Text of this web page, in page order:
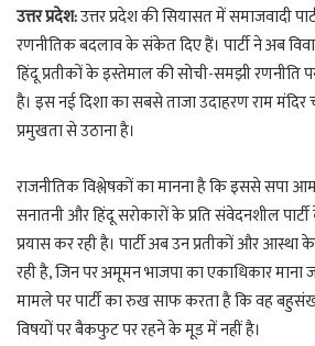
a
t
s
A
p
l
e
g
r
a
o
g
g
e
r
a
r
e
उत्तर प्रदेश:उत्तर प्रदेश की सियासत में समाजवादी
रणनीतिक बदलाव के संकेत दिए हैं। पार्टी ने अब
हिंदू प्रतीकों के इस्तेमाल की सोची-समझी
है। इस नई दिशा का सबसे ताजा उदाहरण राम मंदिर
प्रमुखता से उठाना है।
राजनीतिक विश्लेषकों का मानना है कि इससे सपा
सनातनी और हिंदू सरोकारों के प्रति संवेदनशील
प्रयास कर रही है। पार्टी अब उन प्रतीकों और आस्था
रही है, जिन पर अमूमन भाजपा का एकाधिकार माना
मामले पर पार्टी का रुख साफ करता है कि वह
विषयों पर बैकफुट पर रहने के मूड में नहीं है।